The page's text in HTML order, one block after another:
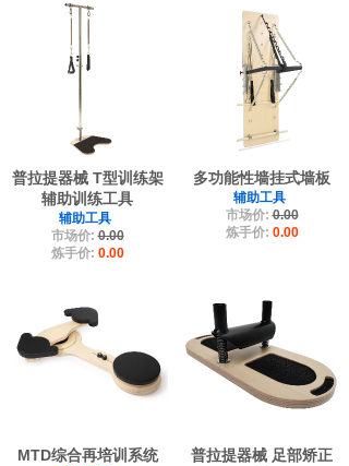
普拉提器械 T型训练架
辅助训练工具
辅助工具
市场价:0.00
炼手价: 0.00
多功能性墙挂式墙板
辅助工具
市场价:0.00
炼手价: 0.00
MTD综合再培训系统
普拉提器械 足部矫正